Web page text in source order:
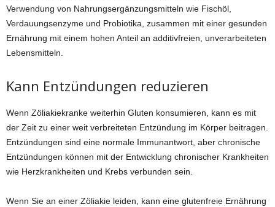
Verwendung von Nahrungsergänzungsmitteln wie Fischöl,
Verdauungsenzyme und Probiotika, zusammen mit einer gesunden
Ernährung mit einem hohen Anteil an additivfreien, unverarbeiteten
Lebensmitteln.
Kann Entzündungen reduzieren
Wenn Zöliakiekranke weiterhin Gluten konsumieren, kann es mit
der Zeit zu einer weit verbreiteten Entzündung im Körper beitragen.
Entzündungen sind eine normale Immunantwort, aber chronische
Entzündungen können mit der Entwicklung chronischer Krankheiten
wie Herzkrankheiten und Krebs verbunden sein.
Wenn Sie an einer Zöliakie leiden, kann eine glutenfreie Ernährung